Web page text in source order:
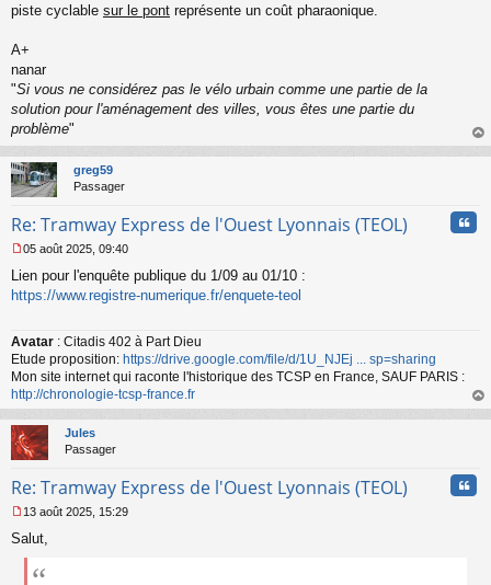
piste cyclable sur le pont représente un coût pharaonique.
A+
nanar
"Si vous ne considérez pas le vélo urbain comme une partie de la
solution pour l'aménagement des villes, vous êtes une partie du
problème"
au
greg59
Passager
Re: Tramway Express de l'Ouest Lyonnais (TEOL)
e
s
g
e
n
o
n
l
u
05 août 2025, 09:40
Lien pour l'enquête publique du 1/09 au 01/10 :
https://www.registre-numerique.fr/enquete-teol
Avatar : Citadis 402 à Part Dieu
Etude proposition: https://drive.google.com/file/d/1U_NJEj ... sp=sharing
Mon site internet qui raconte l'historique des TCSP en France, SAUF PARIS :
http://chronologie-tcsp-france.fr
au
Jules
Passager
Re: Tramway Express de l'Ouest Lyonnais (TEOL)
e
s
13 août 2025, 15:29
Salut,